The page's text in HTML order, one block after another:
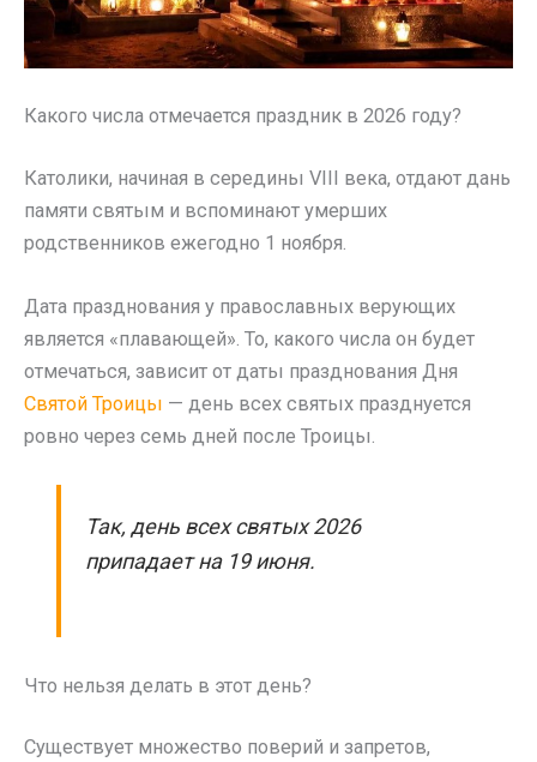
Какого числа отмечается праздник в 2026 году?
Католики, начиная в середины VIII века, отдают дань
памяти святым и вспоминают умерших
родственников ежегодно 1 ноября.
Дата празднования у православных верующих
является «плавающей». То, какого числа он будет
отмечаться, зависит от даты празднования Дня
Святой Троицы — день всех святых празднуется
ровно через семь дней после Троицы.
Так, день всех святых 2026
припадает на 19 июня.
Что нельзя делать в этот день?
Существует множество поверий и запретов,